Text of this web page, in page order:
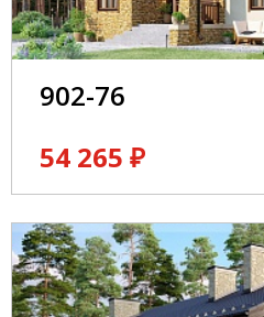
902-76
54 265 ₽